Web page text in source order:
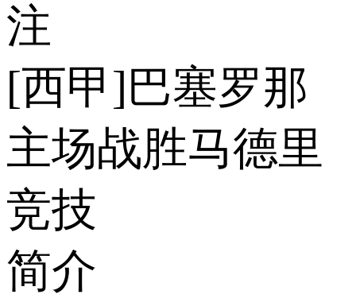
注
[西甲]巴塞罗那
主场战胜马德里
竞技
简介